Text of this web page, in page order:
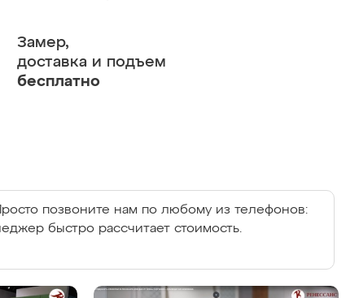
Замер,
доставка и подъем
бесплатно
позвоните нам по любому из телефонов:
быстро рассчитает стоимость.